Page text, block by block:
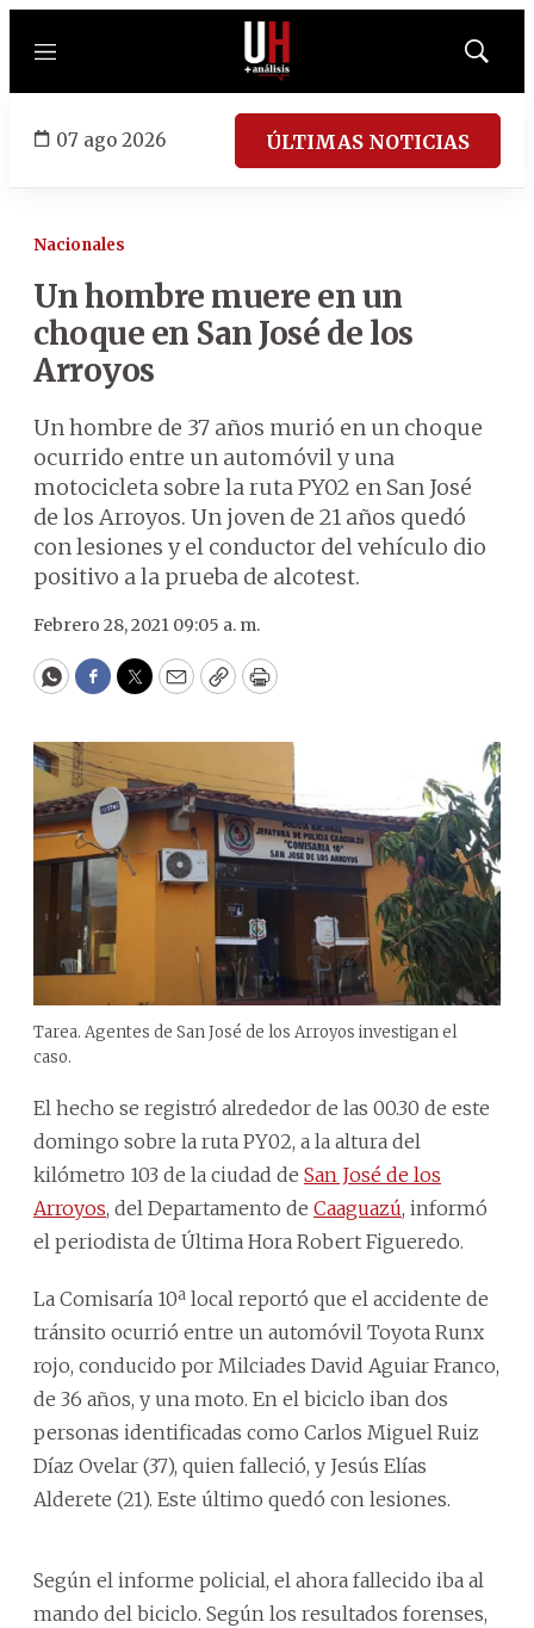
Menú
Mostrar
07 ago 2026 ÚLTIMAS NOTICIAS
Nacionales
Un hombre muere en un
choque en San José de los
Arroyos
Un hombre de 37 años murió en un choque
ocurrido entre un automóvil y una
motocicleta sobre la ruta PY02 en San José
de los Arroyos. Un joven de 21 años quedó
con lesiones y el conductor del vehículo dio
positivo a la prueba de alcotest.
Febrero 28, 2021 09:05 a. m.
WhatsApp
Facebook
Twitter
EmailCopyPrint
Tarea. Agentes de San José de los Arroyos investigan el
caso.
El hecho se registró alrededor de las 00.30 de este
domingo sobre la ruta PY02, a la altura del
kilómetro 103 de la ciudad de San José de los
Arroyos, del Departamento de Caaguazú, informó
el periodista de Última Hora Robert Figueredo.
La Comisaría 10ª local reportó que el accidente de
tránsito ocurrió entre un automóvil Toyota Runx
rojo, conducido por Milciades David Aguiar Franco,
de 36 años, y una moto. En el biciclo iban dos
personas identificadas como Carlos Miguel Ruiz
Díaz Ovelar (37), quien falleció, y Jesús Elías
Alderete (21). Este último quedó con lesiones.
Según el informe policial, el ahora fallecido iba al
mando del biciclo. Según los resultados forenses,